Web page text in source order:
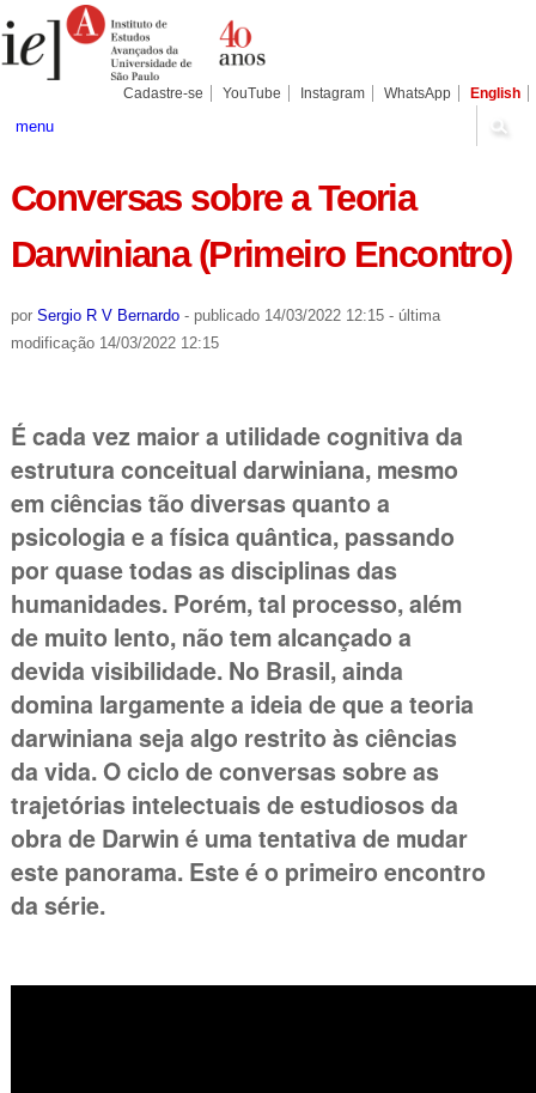
para
conteúdo.
Pessoais
Cadastre-se YouTube Instagram WhatsApp English
menu
Conversas sobre a Teoria
Darwiniana (Primeiro Encontro)
por Sergio R V Bernardo - publicado14/03/2022 12:15 - última
modificação14/03/2022 12:15
É cada vez maior a utilidade cognitiva da
estrutura conceitual darwiniana, mesmo
em ciências tão diversas quanto a
psicologia e a física quântica, passando
por quase todas as disciplinas das
humanidades. Porém, tal processo, além
de muito lento, não tem alcançado a
devida visibilidade. No Brasil, ainda
domina largamente a ideia de que a teoria
darwiniana seja algo restrito às ciências
da vida. O ciclo de conversas sobre as
trajetórias intelectuais de estudiosos da
obra de Darwin é uma tentativa de mudar
este panorama. Este é o primeiro encontro
da série.